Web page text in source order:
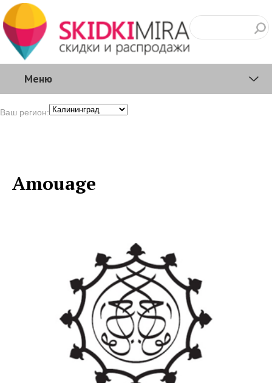
Меню
Ваш регион:
Amouage